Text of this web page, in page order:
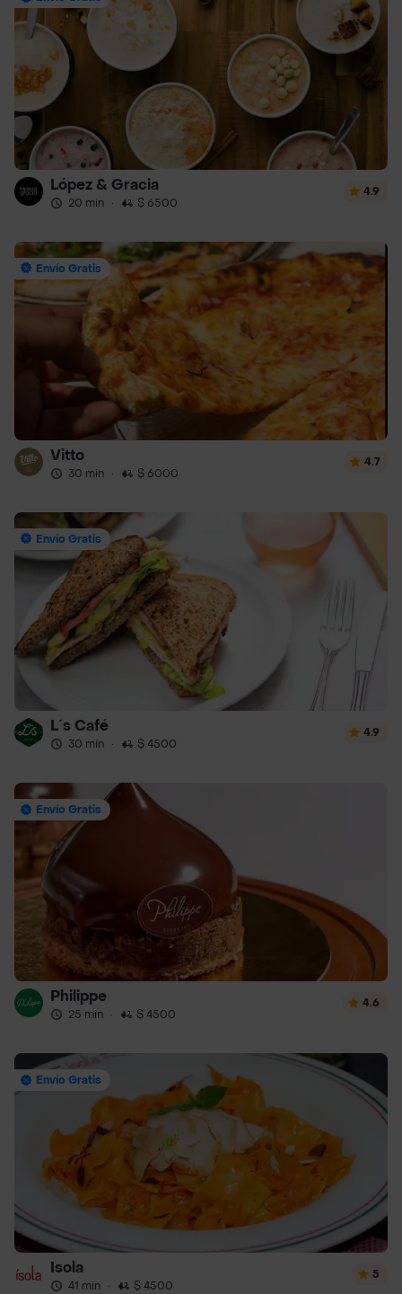
López & Gracia
20 min · $ 6500
4.9
Envío Gratis
Vitto
30 min · $ 6000
4.7
Envío Gratis
L´s Café
30 min · $ 4500
4.9
Envío Gratis
Philippe
25 min · $ 4500
4.6
Envío Gratis
Isola
41 min · $ 4500
5